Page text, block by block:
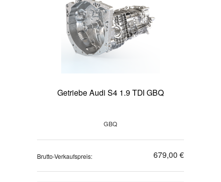
Getriebe Audi S4 1.9 TDI GBQ
GBQ
Brutto-Verkaufspreis: 679,00 €